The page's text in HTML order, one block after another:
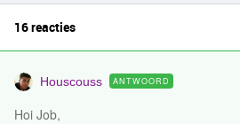
16 reacties
Houscouss ANTWOORD
Hoi Job,